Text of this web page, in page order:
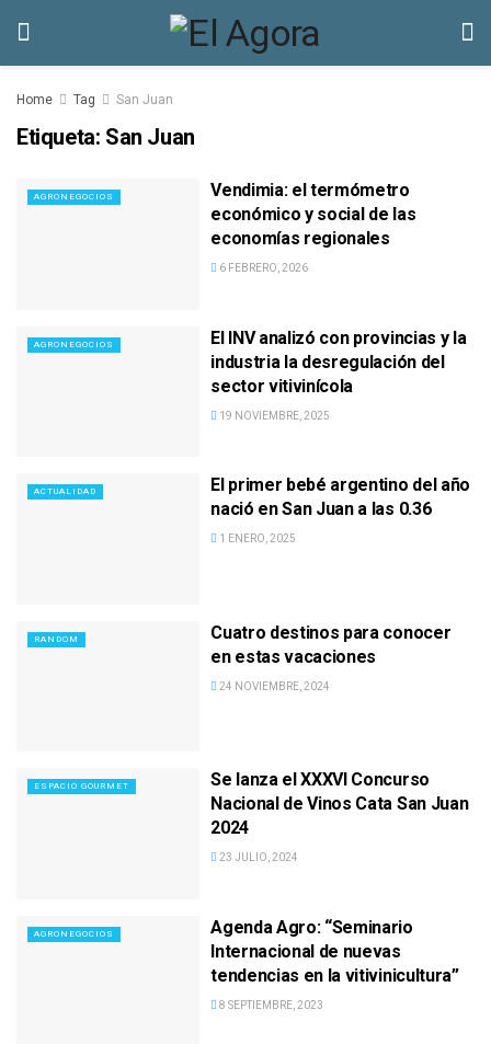
Home Tag San Juan
Etiqueta: San Juan
AGRONEGOCIOS
Vendimia: el termómetro
económico y social de las
economías regionales
6 FEBRERO, 2026
AGRONEGOCIOS
El INV analizó con provincias y la
industria la desregulación del
sector vitivinícola
19 NOVIEMBRE, 2025
ACTUALIDAD
El primer bebé argentino del año
nació en San Juan a las 0.36
1 ENERO, 2025
RANDOM
Cuatro destinos para conocer
en estas vacaciones
24 NOVIEMBRE, 2024
ESPACIO GOURMET
Se lanza el XXXVI Concurso
Nacional de Vinos Cata San Juan
2024
23 JULIO, 2024
AGRONEGOCIOS
Agenda Agro: “Seminario
Internacional de nuevas
tendencias en la vitivinicultura”
8 SEPTIEMBRE, 2023